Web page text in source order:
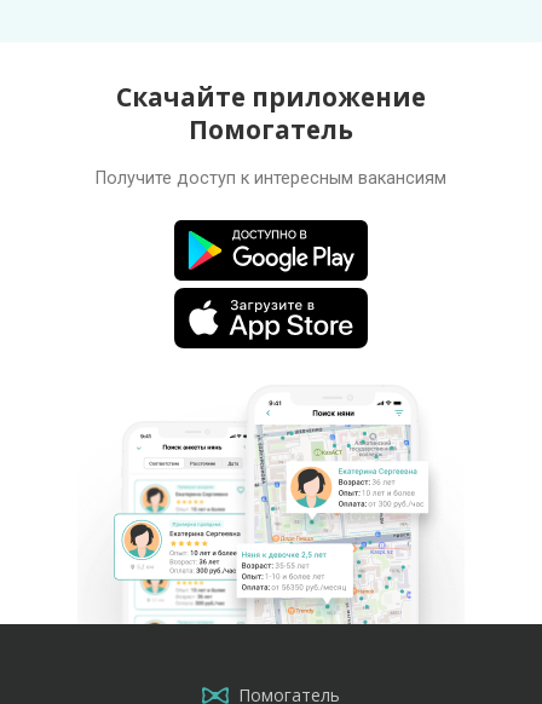
Скачайте приложение
Помогатель
Получите доступ к интересным вакансиям
Помогатель